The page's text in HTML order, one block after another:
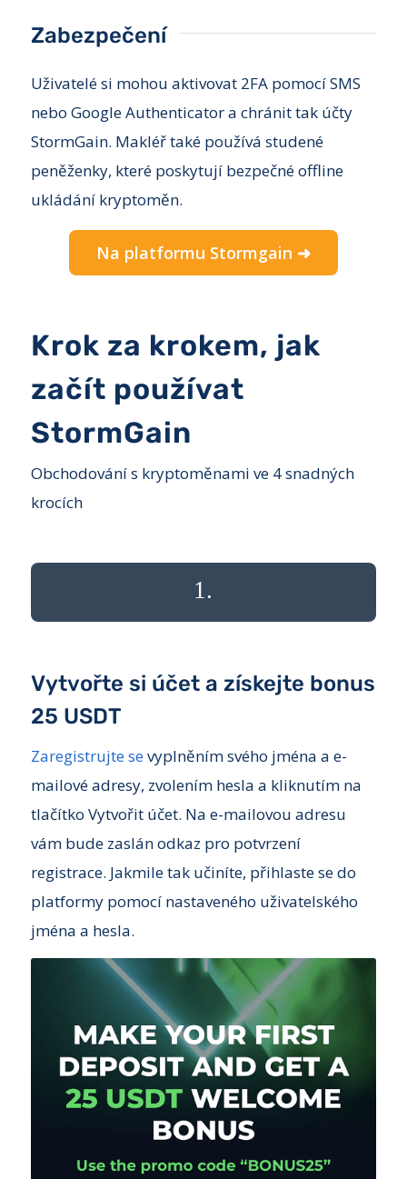
Zabezpečení
Uživatelé si mohou aktivovat 2FA pomocí SMS
nebo Google Authenticator a chránit tak účty
StormGain. Makléř také používá studené
peněženky, které poskytují bezpečné offline
ukládání kryptoměn.
Na platformu Stormgain ➜
Krok za krokem, jak
začít používat
StormGain
Obchodování s kryptoměnami ve 4 snadných
krocích
1.
Vytvořte si účet a získejte bonus
25 USDT
Zaregistrujte sevyplněním svého jména a e-
mailové adresy, zvolením hesla a kliknutím na
tlačítko Vytvořit účet. Na e-mailovou adresu
vám bude zaslán odkaz pro potvrzení
registrace. Jakmile tak učiníte, přihlaste se do
platformy pomocí nastaveného uživatelského
jména a hesla.